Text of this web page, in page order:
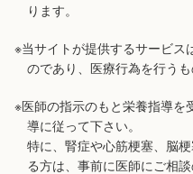
ります。
※当サイトが提供するサービス
のであり、医療行為を行うも
※医師の指示のもと栄養指導を
導に従って下さい。
特に、腎症や心筋梗塞、脳
る方は、事前に医師にご相